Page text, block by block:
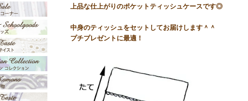
上品な仕上がりのポケットティッシュケースです◎
中身のティッシュをセットしてお届けします＾＾
プチプレゼントに最適！